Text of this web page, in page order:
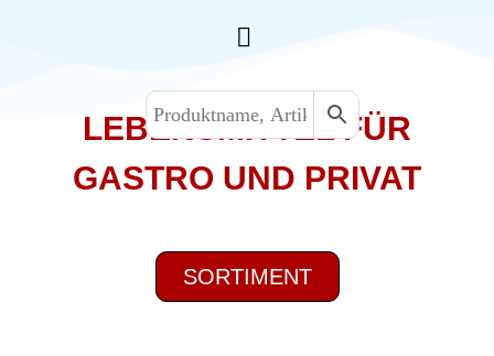
LEBENSMITTEL FÜR
GASTRO UND PRIVAT
SORTIMENT